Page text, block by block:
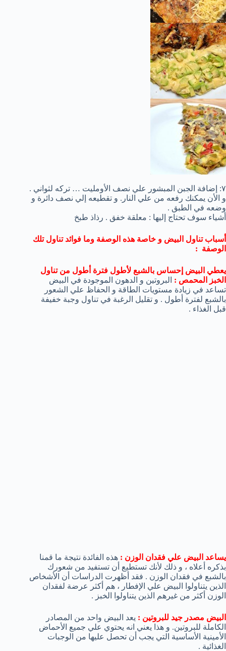
٧: إضافة الجبن المبشور علي نصف الأومليت … تركه لثواني .
و الأن يمكنك رفعه من علي النار. و تقطيعه إلي نصف دائرة و
وضعه في الطبق .
أشياء سوف تحتاج إليها : معلقة خفق . رذاذ طبخ
أسباب تناول البيض و خاصة هذه الوصفة وما فوائد تناول تلك
الوصفة :
يعطي البيض إحساس بالشبع لأطول فترة أطول من تناول
الخبز المحمص : البروتين و الدهون الموجودة في البيض
تساعد في زيادة مستويات الطاقة و الحفاظ علي الشعور
بالشبع لفترة أطول . و تقليل الرغبة في تناول وجبة خفيفة
قبل الغذاء .
يساعد البيض علي فقدان الوزن : هذه الفائدة نتيجة ما قمنا
بذكره أعلاه ، و ذلك لأنك تستطيع أن تستفيد من شعورك
بالشبع في فقدان الوزن . فقد أظهرت الدراسات أن الأشخاص
الذين يتناولوا البيض علي الإفطار ، هم أكثر عرضة لفقدان
الوزن أكثر من غيرهم الذين يتناولوا الخبز .
البيض مصدر جيد للبروتين : يعد البيض واحد من المصادر
الكاملة للبروتين. و هذا يعني انه يحتوي علي جميع الأحماض
الأمينية الأساسية التي يجب أن تحصل عليها من الوجبات
الغذائية .